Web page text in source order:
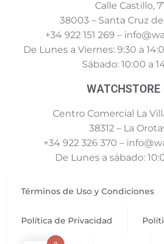
Calle Castillo,
38003 – Santa Cruz
+34 922 151 269 –
De Lunes a Viernes: 9:30 a
Sábado: 10:00 a
WATCHSTORE
Centro Comercial La
38312 – La
+34 922 326 370 –
De Lunes a sábado:
Términos de Uso y Condiciones
Política de Privacidad